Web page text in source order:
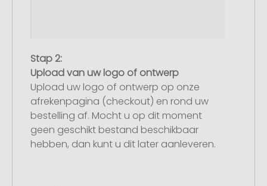
Stap 2:
Upload van uw logo of ontwerp
Upload uw logo of ontwerp op onze
afrekenpagina (checkout) en rond uw
bestelling af. Mocht u op dit moment
geen geschikt bestand beschikbaar
hebben, dan kunt u dit later aanleveren.